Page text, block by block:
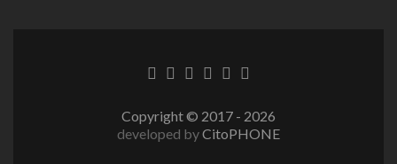
LienLienLienLienLienLien
Copyright © 2017 - 2026
developed byCitoPHONE